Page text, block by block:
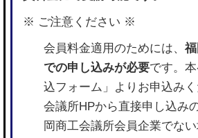
※ ご注意ください ※
会員料金適用のためには、
での申し込みが必要です。
込フォーム」よりお申込み
会議所HPから直接申し込み
岡商工会議所会員企業でな